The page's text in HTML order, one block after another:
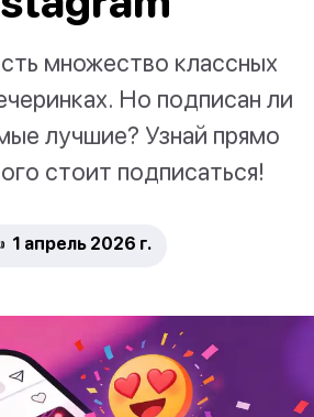
множество классных
Но подписан ли
лучшие? Узнай прямо
стоит подписаться!
апрель 2026 г.